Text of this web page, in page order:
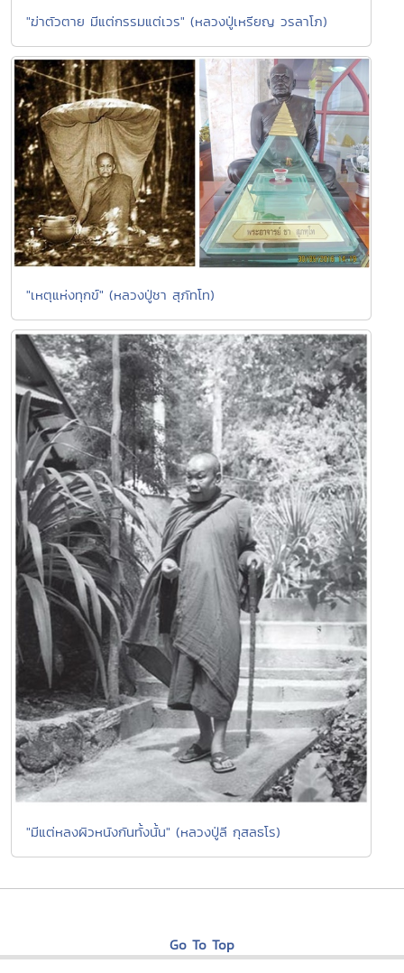
"ฆ่าตัวตาย มีแต่กรรมแต่เวร" (หลวงปู่เหรียญ วรลาโภ)
"เหตุแห่งทุกข์" (หลวงปู่ชา สุภัทโท)
"มีแต่หลงผิวหนังกันทั้งนั้น" (หลวงปู่ลี กุสลธโร)
Go To Top